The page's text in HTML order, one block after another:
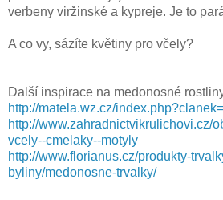
verbeny viržinské a kypreje. Je to
A co vy, sázíte květiny pro včely?
Další inspirace na medonosné
http://matela.wz.cz/
http://www.zahradnictvikrulichovi.cz/
vcely--cmelaky--motyly
http://www.florianus.cz/produkty-
byliny/medonosne-trvalky/